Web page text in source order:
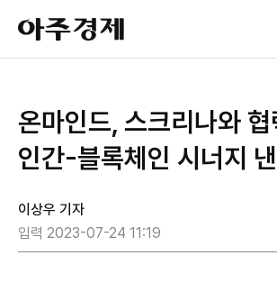
아
주
경
온마인드, 스크리나와
인간-블록체인 시너지
이상우 기자
입력 2023-07-24 11:19